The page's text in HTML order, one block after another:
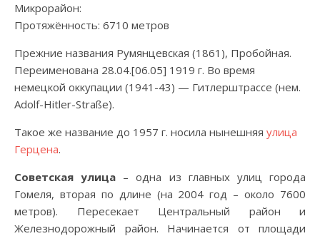
Микрорайон:
Протяжённость: 6710 метров
Прежние названия Румянцевская (1861), Пробойная.
Переименована 28.04.[06.05] 1919 г. Во время
немецкой оккупации (1941-43) — Гитлерштрассе (нем.
Adolf-Hitler-Straße).
Такое же название до 1957 г. носила нынешняя улица
Герцена.
Советская улица – одна из главных улиц города
Гомеля, вторая по длине (на 2004 год – около 7600
метров). Пересекает Центральный район и
Железнодорожный район. Начинается от площади